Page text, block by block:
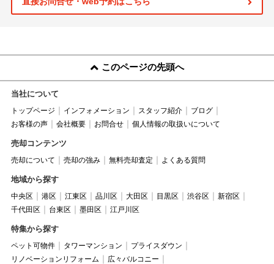
このページの先頭へ
当社について
トップページ インフォメーション スタッフ紹介
ブログ
お客様の声
会社概要 お問合せ 個人情報の取扱いについて
売却コンテンツ
売却について 売却の強み 無料売却査定 よくある質問
地域から探す
中央区 港区 江東区 品川区 大田区 目黒区 渋谷区
新宿区
千代田区
台東区 墨田区 江戸川区
特集から探す
ペット可物件 タワーマンション
プライスダウン
リノベーションリフォーム
広々バルコニー